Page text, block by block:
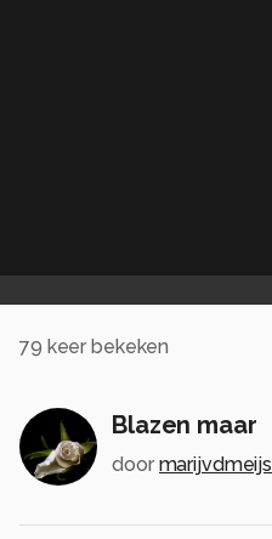
79 keer bekeken
Blazen maar
door marijvdmeijs